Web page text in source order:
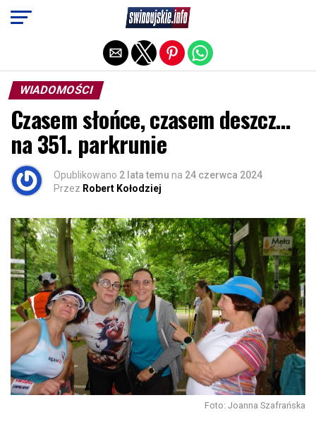
WIADOMOŚCI
Czasem słońce, czasem deszcz…
na 351. parkrunie
Opublikowano 2 lata temu na 24 czerwca 2024
Przez Robert Kołodziej
Foto: Joanna Szafrańska
Exit mobile version